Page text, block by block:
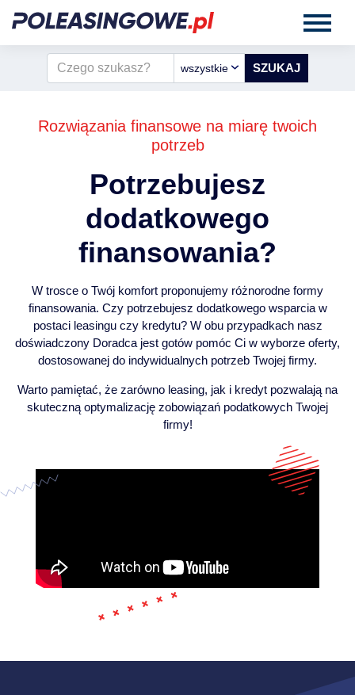
wszystkie
Rozwiązania finansowe na miarę twoich
potrzeb
Potrzebujesz
dodatkowego
finansowania?
W trosce o Twój komfort proponujemy różnorodne formy
finansowania. Czy potrzebujesz dodatkowego wsparcia w
postaci leasingu czy kredytu? W obu przypadkach nasz
doświadczony Doradca jest gotów pomóc Ci w wyborze oferty,
dostosowanej do indywidualnych potrzeb Twojej firmy.
Warto pamiętać, że zarówno leasing, jak i kredyt pozwalają na
skuteczną optymalizację zobowiązań podatkowych Twojej
firmy!